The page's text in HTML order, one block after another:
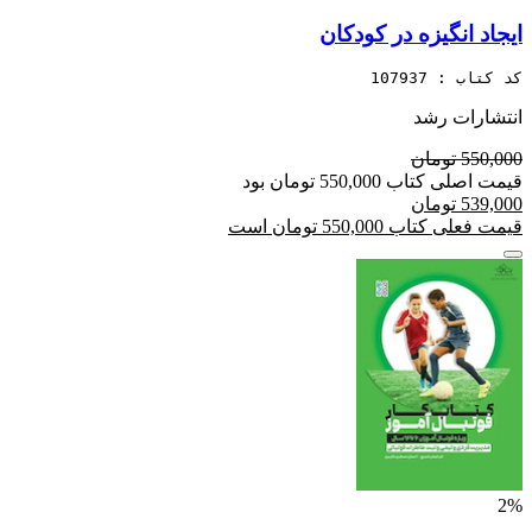
ایجاد انگیزه در کودکان
کد کتاب : 107937
انتشارات رشد
550,000 تومان
قیمت اصلی کتاب 550,000 تومان بود
539,000 تومان
قیمت فعلی کتاب 550,000 تومان است
2%